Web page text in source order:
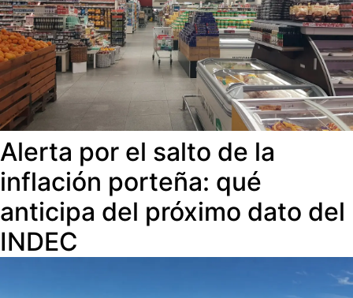
Alerta por el salto de la
inflación porteña: qué
anticipa del próximo dato del
INDEC